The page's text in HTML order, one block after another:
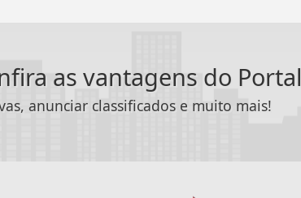
as vantagens do Portal
anunciar classificados e muito mais!